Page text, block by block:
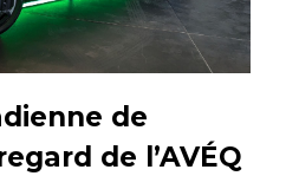
de
de l’AVÉQ